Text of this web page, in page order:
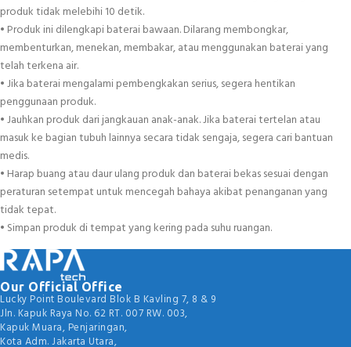
produk tidak melebihi 10 detik.
• Produk ini dilengkapi baterai bawaan. Dilarang membongkar,
membenturkan, menekan, membakar, atau menggunakan baterai yang
telah terkena air.
• Jika baterai mengalami pembengkakan serius, segera hentikan
penggunaan produk.
• Jauhkan produk dari jangkauan anak-anak. Jika baterai tertelan atau
masuk ke bagian tubuh lainnya secara tidak sengaja, segera cari bantuan
medis.
• Harap buang atau daur ulang produk dan baterai bekas sesuai dengan
peraturan setempat untuk mencegah bahaya akibat penanganan yang
tidak tepat.
• Simpan produk di tempat yang kering pada suhu ruangan.
Our Official Office
Lucky Point Boulevard Blok B Kavling 7, 8 & 9
Jln. Kapuk Raya No. 62 RT. 007 RW. 003,
Kapuk Muara, Penjaringan,
Kota Adm. Jakarta Utara,